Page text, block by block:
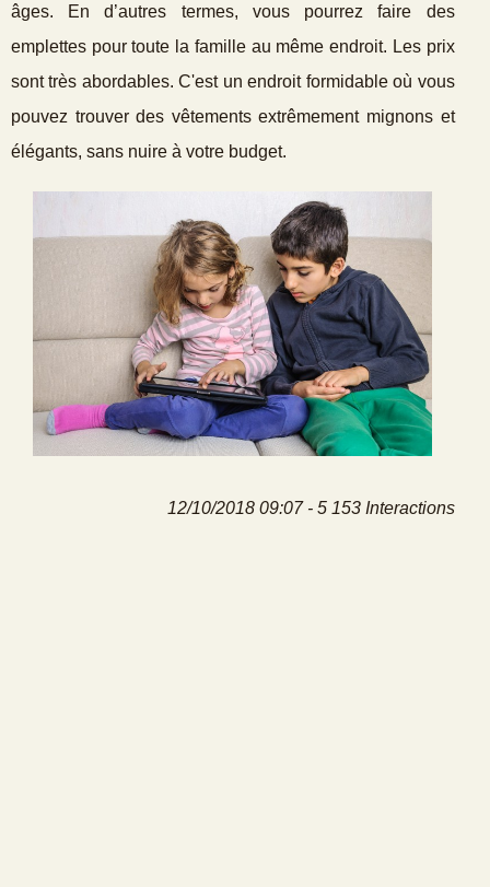
âges. En d’autres termes, vous pourrez faire des
emplettes pour toute la famille au même endroit. Les prix
sont très abordables. C'est un endroit formidable où vous
pouvez trouver des vêtements extrêmement mignons et
élégants, sans nuire à votre budget.
12/10/2018 09:07 - 5 153 Interactions